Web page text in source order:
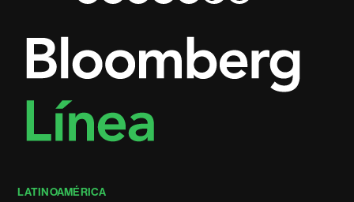
LATINOAMÉRICA